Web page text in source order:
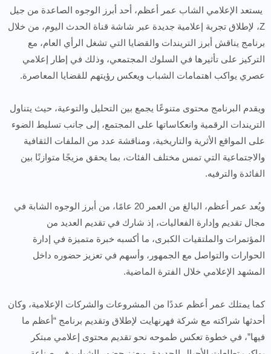
يستعد الإعلامي الشاب عمر أعظم، أحد أبرز الوجوه الصاعدة من جيل
Z، لإطلاق تجربة إعلامية جديدة عبر شاشة قناة الحدث اليوم، من خلال
برنامج يناقش أبرز التريندات والقضايا التي تشغل الرأي العام، مع
التركيز على تأثيرها في السلوك المجتمعي، وذلك في إطار إعلامي
عصري يواكب اهتمامات الشباب ويعكس رؤيتهم للقضايا المعاصرة.
ويقدم البرنامج محتوى متنوعًا يجمع بين التحليل والتوعية، حيث يتناول
التريندات الرقمية وانعكاساتها على المجتمع، إلى جانب تسليط الضوء
على المواقع الأثرية والتاريخية، ومناقشة عدد من الملفات الثقافية
والاجتماعية التي تمس مختلف الفئات، بما يحقق مزيجًا متوازنًا بين
الفائدة والترفيه.
ويُعد عمر أعظم، البالغ من العمر 20 عامًا، من أبرز الوجوه الشابة في
مجال تقديم وإدارة الفعاليات، إذ شارك في تقديم العديد من
المؤتمرات والملتقيات الكبرى، ما أكسبه خبرة متميزة في إدارة
الحوارات والتواصل مع الجمهور، وأسهم في تعزيز حضوره داخل
المشهد الإعلامي خلال الفترة الماضية.
كما يمتلك عمر أعظم عددًا من المشروعات والشركات الإعلامية، وكان
أحدثها شراكته مع شركة فهرنهايت لإطلاق وتقديم برنامج “أعظم ما
فيها”، في خطوة تعكس طموحه نحو تقديم محتوى إعلامي مبتكر